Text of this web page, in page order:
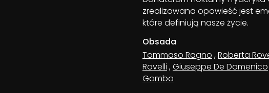
zrealizowana opowieść jest
które definiują nasze życie.
Obsada
Tommaso Ragno ,Roberta
Rovelli ,Giuseppe De Domenico
Gamba